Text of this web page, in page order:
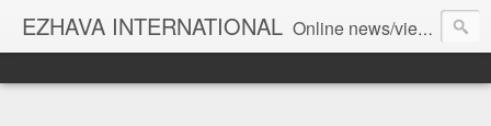
EZHAVA INTERNATIONAL Online news/views JOURNAL... Connecting the community worldwide Editorial Director: Prem Chandran